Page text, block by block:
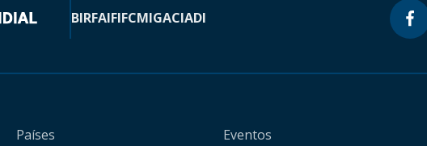
BIRFAIFIFCMIGACIADI
Países
Eventos